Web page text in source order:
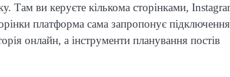
Там ви керуєте кількома сторінками,
платформа сама запропонує
онлайн, а інструменти планування постів